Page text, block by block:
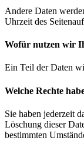
Andere Daten
Uhrzeit des
Wofür nutzen wir
Ein Teil der Daten
Welche Rechte
Sie haben jederzeit
Löschung dieser
bestimmten